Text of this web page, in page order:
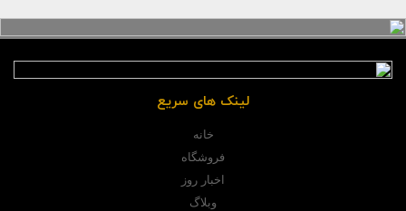
لینک های سریع
خانه
فروشگاه
اخبار روز
وبلاگ